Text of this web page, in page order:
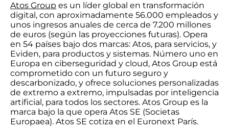
Atos Group es un líder global en transformación
digital, con aproximadamente 56.000 empleados y
unos ingresos anuales de cerca de 7.200 millones
de euros (según las proyecciones futuras). Opera
en 54 países bajo dos marcas: Atos, para servicios, y
Eviden, para productos y sistemas. Número uno en
Europa en ciberseguridad y cloud, Atos Group está
comprometido con un futuro seguro y
descarbonizado, y ofrece soluciones personalizadas
de extremo a extremo, impulsadas por inteligencia
artificial, para todos los sectores. Atos Group es la
marca bajo la que opera Atos SE (Societas
Europaea). Atos SE cotiza en el Euronext París.